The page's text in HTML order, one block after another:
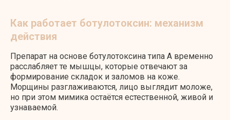
Как работает ботулотоксин: механизм
действия
Препарат на основе ботулотоксина типа А временно
расслабляет те мышцы, которые отвечают за
формирование складок и заломов на коже.
Морщины разглаживаются, лицо выглядит моложе,
но при этом мимика остаётся естественной, живой и
узнаваемой.